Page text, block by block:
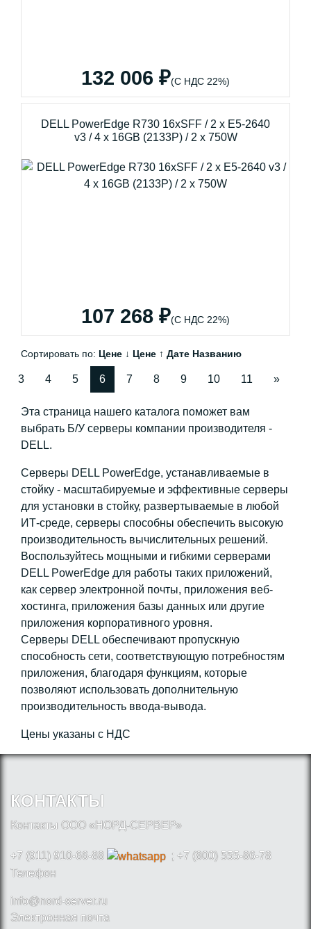
132 006 ₽(С НДС 22%)
DELL PowerEdge R730 16xSFF / 2 x E5-2640
v3 / 4 x 16GB (2133P) / 2 x 750W
107 268 ₽(С НДС 22%)
Сортировать по: Цене ↓ Цене ↑ Дате Названию
3 4 5 6 7 8 9 10 11 »
Эта страница нашего каталога поможет вам
выбрать Б/У серверы компании производителя -
DELL.
Серверы DELL PowerEdge, устанавливаемые в
стойку - масштабируемые и эффективные серверы
для установки в стойку, развертываемые в любой
ИТ-среде, серверы способны обеспечить высокую
производительность вычислительных решений.
Воспользуйтесь мощными и гибкими серверами
DELL PowerEdge для работы таких приложений,
как сервер электронной почты, приложения веб-
хостинга, приложения базы данных или другие
приложения корпоративного уровня.
Серверы DELL обеспечивают пропускную
способность сети, соответствующую потребностям
приложения, благодаря функциям, которые
позволяют использовать дополнительную
производительность ввода-вывода.
Цены указаны с НДС
КОНТАКТЫ
Контакты ООО «НОРД-СЕРВЕР»
+7 (911) 910-66-88
; +7 (800) 555-86-78
Телефон
info@nord-server.ru
Электронная почта